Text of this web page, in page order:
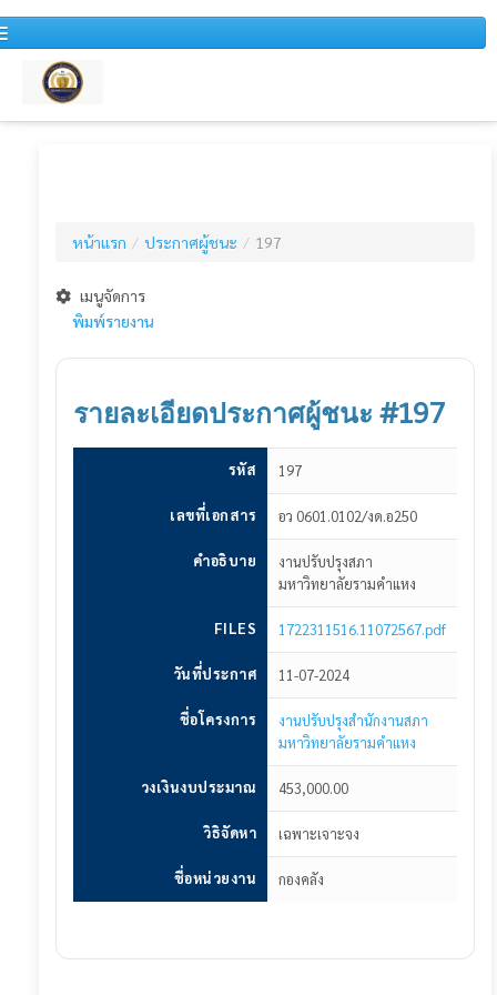
สำหรับบุคคลทั่วไป
ข่าวประชาสัมพันธ์
รายงานสรุปผลการจัดซื้อจัดจ้างประจำเดือน
รายงานการวิเคราะห์ผลการจัดซื้อจัดจ้าง
ประกาศโครงการ
ประกาศแผนจัดซื้อจัดจ้าง
ประกาศราคากลาง
ประกาศร่างเอกสารเชิญชวน
ประกาศสัญญา
หน้าแรก / ประกาศผู้ชนะ / 197
เมนูจัดการ
พิมพ์รายงาน
รายละเอียดประกาศผู้ชนะ #197
รหัส 197
เลขที่เอกสาร อว 0601.0102/งด.อ250
คำอธิบาย
งานปรับปรุงสภา
มหาวิทยาลัยรามคำแหง
FILES 1722311516.11072567.pdf
วันที่ประกาศ 11-07-2024
ชื่อโครงการ
งานปรับปรุงสำนักงานสภา
มหาวิทยาลัยรามคำแหง
วงเงินงบประมาณ 453,000.00
วิธิจัดหา เฉพาะเจาะจง
ชื่อหน่วยงาน กองคลัง